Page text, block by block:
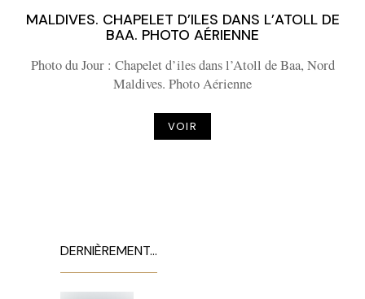
MALDIVES. CHAPELET D’ILES DANS L’ATOLL DE
BAA. PHOTO AÉRIENNE
Photo du Jour : Chapelet d’iles dans l’Atoll de Baa, Nord
Maldives. Photo Aérienne
VOIR
DERNIÈREMENT…